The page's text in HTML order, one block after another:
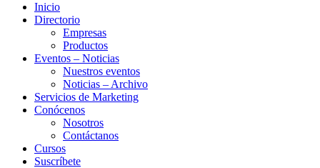
Inicio
Directorio
Empresas
Productos
Eventos – Noticias
Nuestros eventos
Noticias – Archivo
Servicios de Marketing
Conócenos
Nosotros
Contáctanos
Cursos
Suscríbete